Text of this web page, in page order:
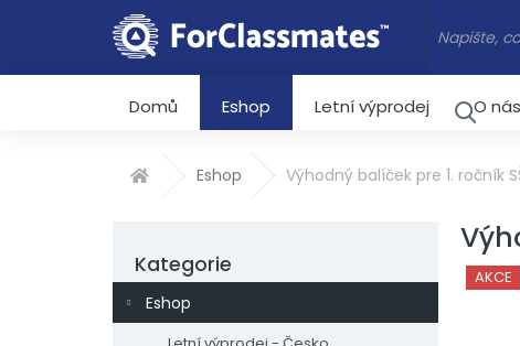
Domů Eshop Letní výprodej O nás
DomůEshop Výhodný balíček pre 1. ročník
Přeskočit kategorie
Kategorie
Eshop
AKCE